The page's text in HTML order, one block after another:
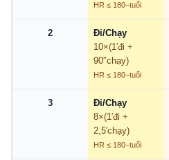
HR ≤ 180−tuổi
2
Đi/Chạy
10×(1′đi +
90″chạy)
HR ≤ 180−tuổi
3
Đi/Chạy
8×(1′đi +
2,5′chạy)
HR ≤ 180−tuổi